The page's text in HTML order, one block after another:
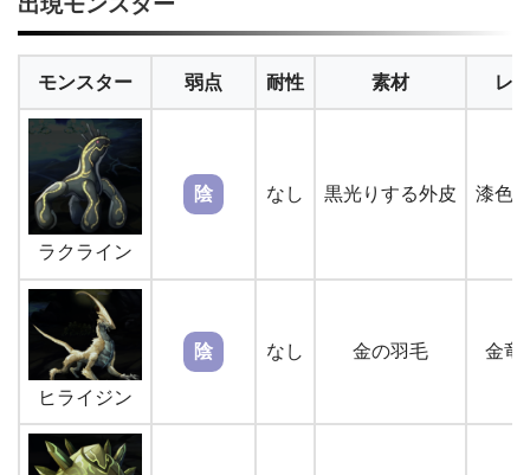
モンスター 弱点 耐性 素材 レ
ラクライン
陰 なし 黒光りする外皮 漆色
ヒライジン
陰 なし 金の羽毛 金竜